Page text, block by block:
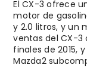
El CX-3 ofrece
motor de
y 2.0 litros, y un
ventas del CX-3
finales de 2015,
Mazda2